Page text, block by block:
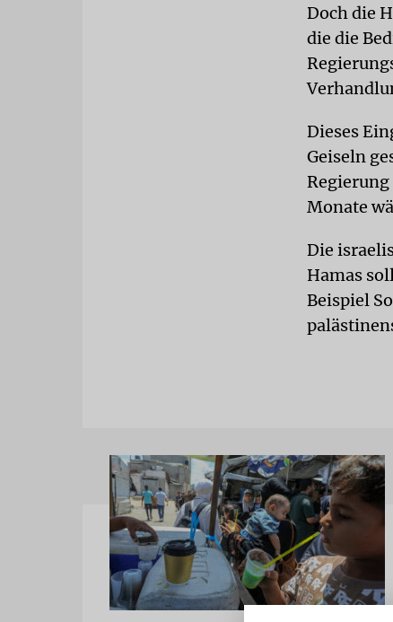
Doch die
die die
Dieses
Geiseln
Regierung
Monate
Die
Hamas
Beispiel